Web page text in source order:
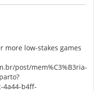
more low-stakes games
post/mem%C3%B3ria-
4a44-b4ff-